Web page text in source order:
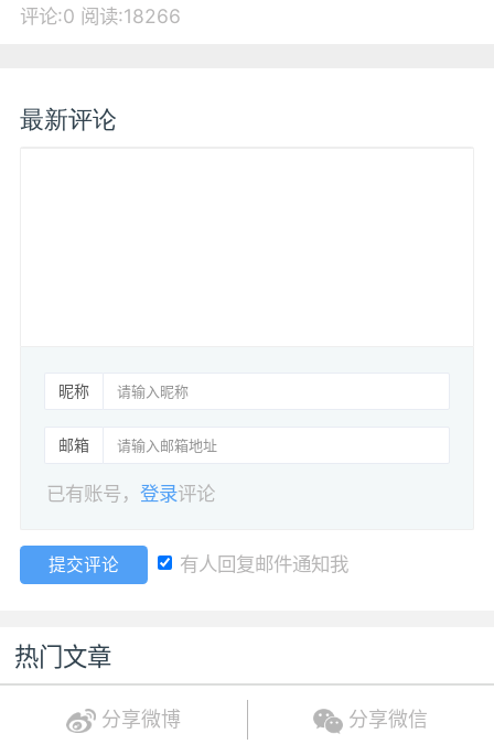
评论:0 阅读:18266
最新评论
昵称
邮箱
已有账号，登录评论
提交评论 有人回复邮件通知我
热门文章
分享微博 分享微信